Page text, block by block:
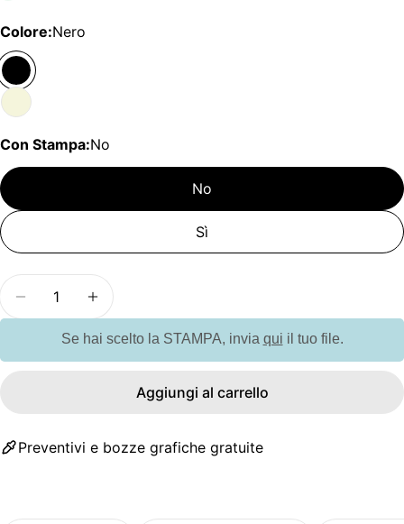
Colore:Nero
Con Stampa:No
No
Sì
Diminuisci la quantità per GO6202 Set blocco
Aumenta la quantità per GO6202 Set
Se hai scelto la STAMPA, invia qui il tuo file.
Aggiungi al carrello
Preventivi e bozze grafiche gratuite